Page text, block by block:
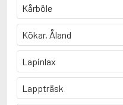
Kårböle
Kökar, Åland
Lapinlax
Lappträsk